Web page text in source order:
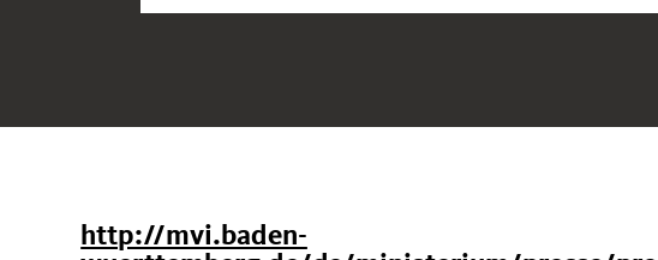
http://mvi.baden-